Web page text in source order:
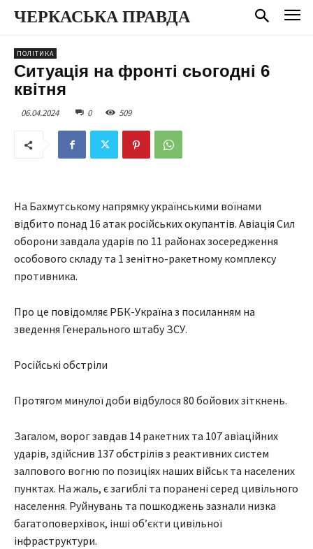
ЧЕРКАСЬКА ПРАВДА
ПОЛІТИКА
Ситуація на фронті сьогодні 6
квітня
06.04.2024 0 509
На Бахмутському напрямку українськими воїнами
відбито понад 16 атак російських окупантів. Авіація Сил
оборони завдала ударів по 11 районах зосередження
особового складу та 1 зенітно-ракетному комплексу
противника.
Про це повідомляє РБК-Україна з посиланням на
зведення Генерального штабу ЗСУ.
Російські обстріли
Протягом минулої доби відбулося 80 бойових зіткнень.
Загалом, ворог завдав 14 ракетних та 107 авіаційних
ударів, здійснив 137 обстрілів з реактивних систем
залпового вогню по позиціях наших військ та населених
пунктах. На жаль, є загиблі та поранені серед цивільного
населення. Руйнувань та пошкоджень зазнали низка
багатоповерхівок, інші об’єкти цивільної
інфраструктури.